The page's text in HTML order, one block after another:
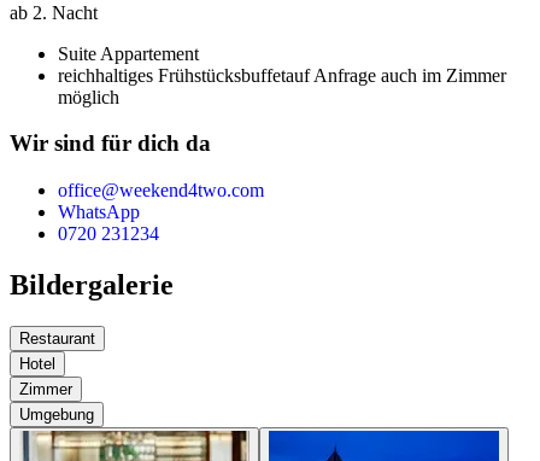
ab 2. Nacht
Suite Appartement
reichhaltiges Frühstücksbuffetauf Anfrage auch im Zimmer
möglich
Wir sind für dich da
office@weekend4two.com
WhatsApp
0720 231234
Bildergalerie
Restaurant
Hotel
Zimmer
Umgebung